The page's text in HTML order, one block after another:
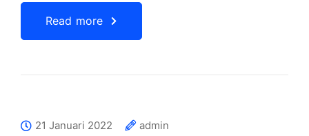
Read more
21 Januari 2022
admin